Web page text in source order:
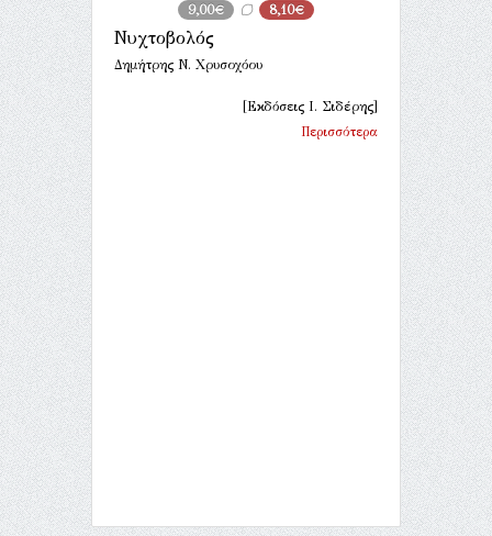
9,00€ 8,10€
Νυχτοβολός
Δημήτρης Ν. Χρυσοχόου
[Εκδόσεις Ι. Σιδέρης]
Περισσότερα